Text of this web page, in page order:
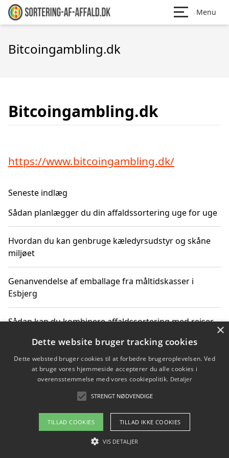
Menu
Bitcoingambling.dk
Bitcoingambling.dk
https://www.bitcoingambling.dk/
Seneste indlæg
Sådan planlægger du din affaldssortering uge for uge
Hvordan du kan genbruge kæledyrsudstyr og skåne
miljøet
Genanvendelse af emballage fra måltidskasser i
Esbjerg
Sådan kan du kombinere affaldssortering med rejser
Hvordan affaldssortering kan bidrage til co2 reduktion
Om / kontakt
Blog Betingelser
×
Dette website bruger tracking cookies
Dette websted bruger cookies til at forbedre brugeroplevelsen. Ved
at bruge vores hjemmeside accepterer du alle cookies i
overensstemmelse med vores cookiepolitik. Detaljer
STRENGT NØDVENDIGE
TILLAD COOKIES TILLAD IKKE COOKIES
VIS DETALJER